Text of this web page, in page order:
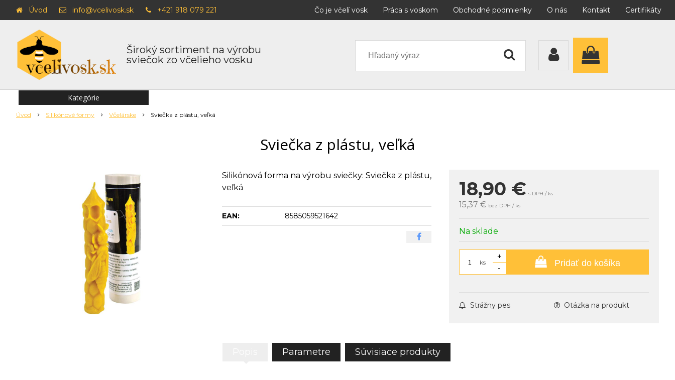
Široký sortiment na výrobu
sviečok zo včelieho vosku
Úvod info@vcelivosk.sk +421 918 079 221 Čo je včelí vosk Práca s voskom Obchodné podmienky O nás Kontakt Certifikáty
Úvod Silikónové formy Včelárske Sviečka z plástu, veľká
Sviečka z plástu, veľká
18,90 € s DPH / ks
15,37 € bez DPH / ks
Na sklade
ks
+
-
Pridať do košíka
Strážny pes Otázka na produkt
Silikónová forma na výrobu sviečky: Sviečka z plástu,
veľká
EAN: 8585059521642
Parametre Súvisiace produkty
Kategórie